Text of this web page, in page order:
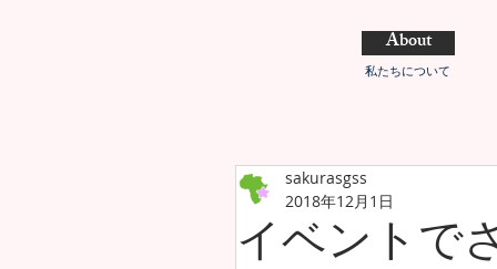
About
私たちについて
イベントで
sakurasgss
2018年12月1日